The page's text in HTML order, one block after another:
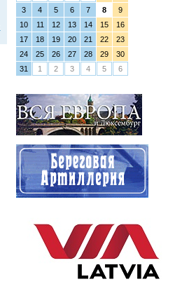
3
4 5 6 7 8
9
10
11 12 13 14 15
16
17
18 19 20 21 22
23
24
25 26 27 28 29
30
31
1 2 3 4 5 6